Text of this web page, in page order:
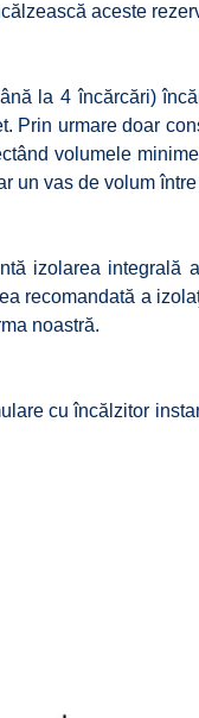
aceste
la 4 încărcări)
urmare doar
volumele
vas de volum
izolarea
recomandată a
noastră.
cu încălzitor